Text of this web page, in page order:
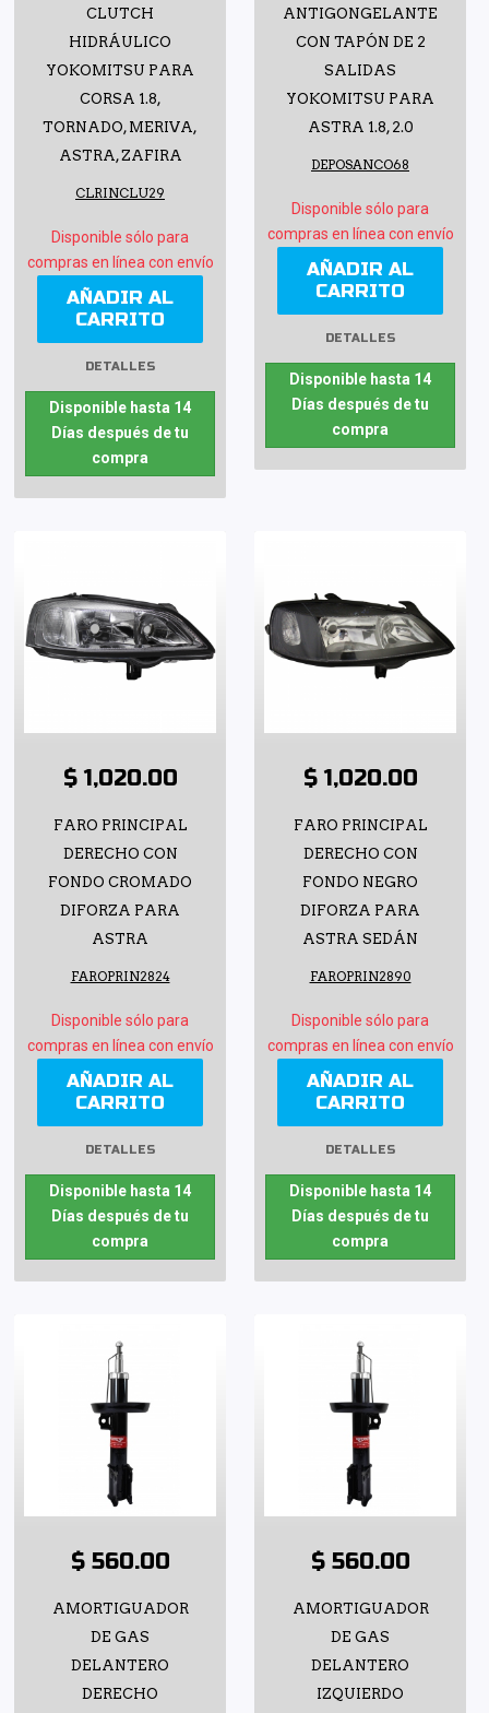
CLUTCH
HIDRÁULICO
YOKOMITSU PARA
CORSA 1.8,
TORNADO, MERIVA,
ASTRA, ZAFIRA
CLRINCLU29
Disponible sólo para
compras en línea con envío
AÑADIR AL
CARRITO
DETALLES
Disponible hasta 14
Días después de tu
compra
ANTIGONGELANTE
CON TAPÓN DE 2
SALIDAS
YOKOMITSU PARA
ASTRA 1.8, 2.0
DEPOSANCO68
Disponible sólo para
compras en línea con envío
AÑADIR AL
CARRITO
DETALLES
Disponible hasta 14
Días después de tu
compra
$ 1,020.00
FARO PRINCIPAL
DERECHO CON
FONDO CROMADO
DIFORZA PARA
ASTRA
FAROPRIN2824
Disponible sólo para
compras en línea con envío
AÑADIR AL
CARRITO
DETALLES
Disponible hasta 14
Días después de tu
compra
$ 1,020.00
FARO PRINCIPAL
DERECHO CON
FONDO NEGRO
DIFORZA PARA
ASTRA SEDÁN
FAROPRIN2890
Disponible sólo para
compras en línea con envío
AÑADIR AL
CARRITO
DETALLES
Disponible hasta 14
Días después de tu
compra
$ 560.00
AMORTIGUADOR
DE GAS
DELANTERO
DERECHO
$ 560.00
AMORTIGUADOR
DE GAS
DELANTERO
IZQUIERDO